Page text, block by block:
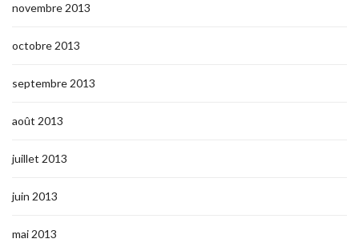
novembre 2013
octobre 2013
septembre 2013
août 2013
juillet 2013
juin 2013
mai 2013